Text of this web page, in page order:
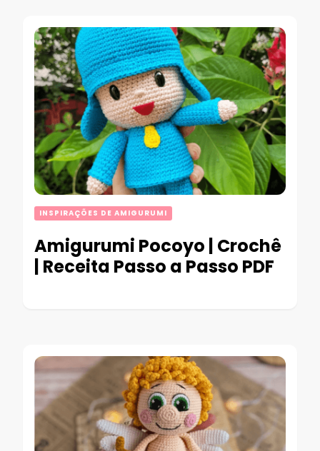
INSPIRAÇÕES DE AMIGURUMI
Amigurumi Pocoyo | Crochê
| Receita Passo a Passo PDF